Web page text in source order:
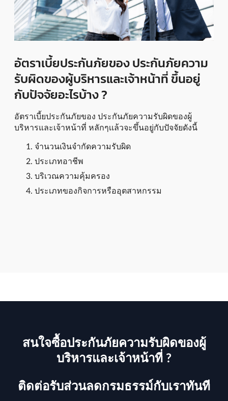
อัตราเบี้ยประกันภัยของ ประกันภัยความ
รับผิดของผู้บริหารและเจ้าหน้าที่ ขึ้นอยู่
กับปัจจัยอะไรบ้าง ?
อัตราเบี้ยประกันภัยของ ประกันภัยความรับผิดของผู้
บริหารและเจ้าหน้าที่ หลักๆเเล้วจะขึ้นอยู่กับปัจจัยดังนี้
จำนวนเงินจำกัดความรับผิด
ประเภทอาชีพ
บริเวณความคุ้มครอง
ประเภทของกิจการหรืออุตสาหกรรม
สนใจซื้อประกันภัยความรับผิดของผู้
บริหารและเจ้าหน้าที่ ?
ติดต่อรับส่วนลดกรมธรรม์กับเราทันที